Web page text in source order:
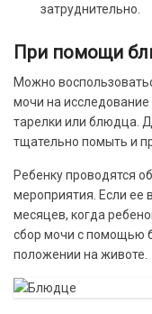
затруднительно.
При помощи
Можно
мочи на
тарелки или блюдца.
тщательно помыть и
Ребенку проводятся
мероприятия. Если ее
месяцев, когда
сбор мочи с помощью
положении на животе.